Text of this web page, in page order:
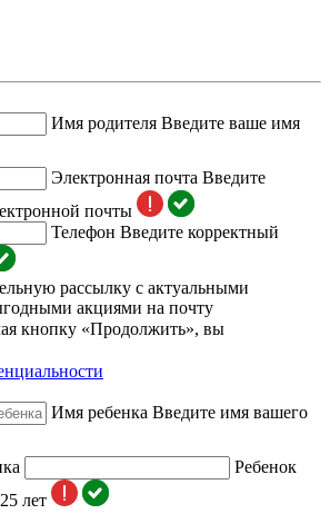
Имя родителя Введите ваше имя
Электронная почта Введите
почты
Телефон Введите корректный
рассылку с актуальными
акциями на почту
кнопку «Продолжить», вы
Имя ребенка Введите имя вашего
Ребенок
лет